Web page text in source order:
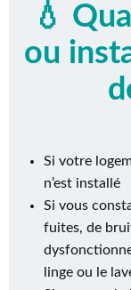
💧
ou
Si votre
n’est installé
Si vous
fuites, de
linge ou le